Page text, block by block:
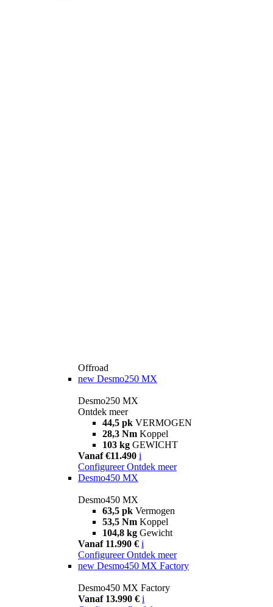
Offroad
new Desmo250 MX
Desmo250 MX
Ontdek meer
44,5 pk VERMOGEN
28,3 Nm Koppel
103 kg GEWICHT
Vanaf €11.490 i
Configureer Ontdek meer
Desmo450 MX
Desmo450 MX
63,5 pk Vermogen
53,5 Nm Koppel
104,8 kg Gewicht
Vanaf 11.990 € i
Configureer Ontdek meer
new Desmo450 MX Factory
Desmo450 MX Factory
Vanaf 13.990 € i